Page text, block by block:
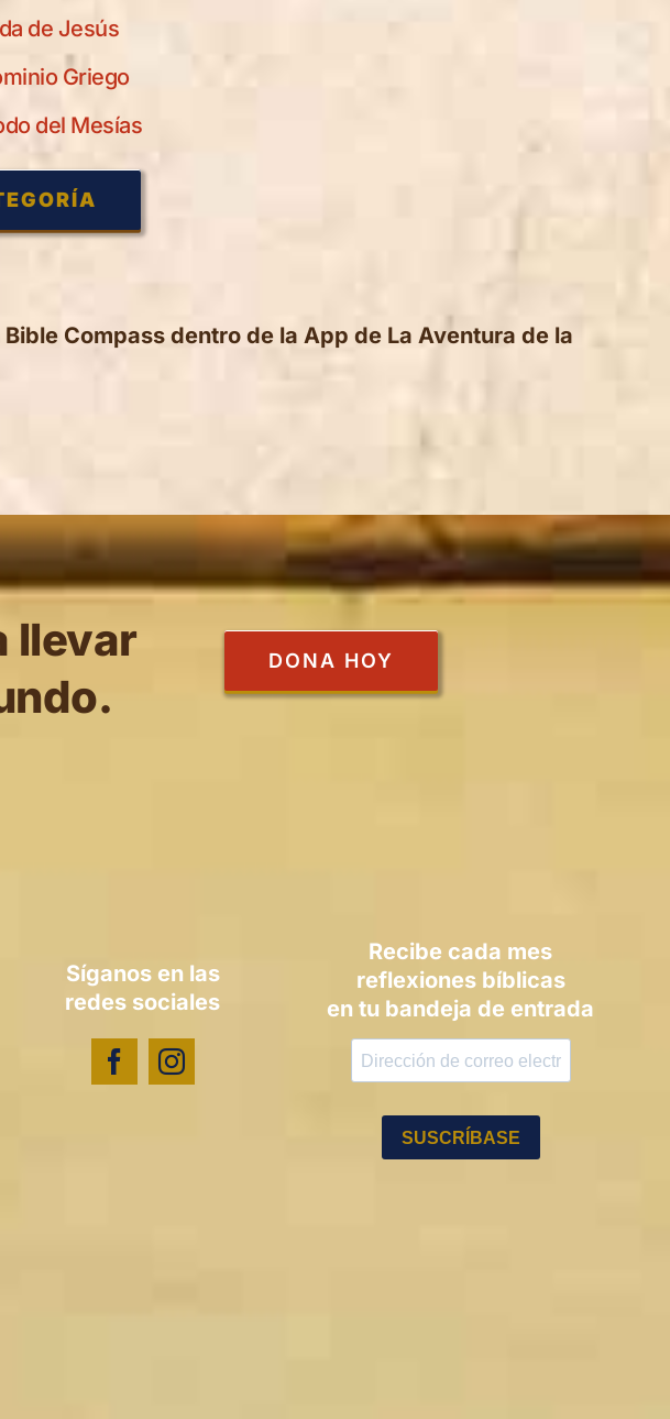
de Jesús
Griego
del Mesías
Compass dentro de la App de La Aventura de la
llevar
DONA HOY
Síganos en las
redes sociales
Recibe cada mes
reflexiones bíblicas
en tu bandeja de entrada